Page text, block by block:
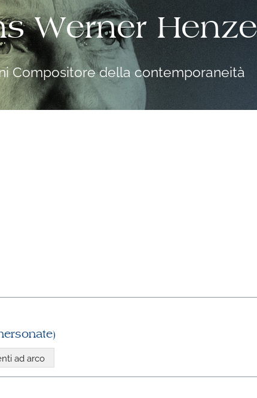
Werner Henze
Compositore della contemporaneità
ad arco